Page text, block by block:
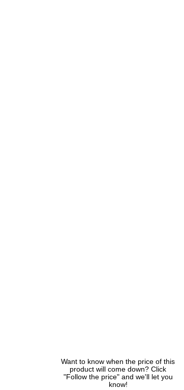
Want to know when the price of this
product will come down? Click
"Follow the price" and we'll let you
know!